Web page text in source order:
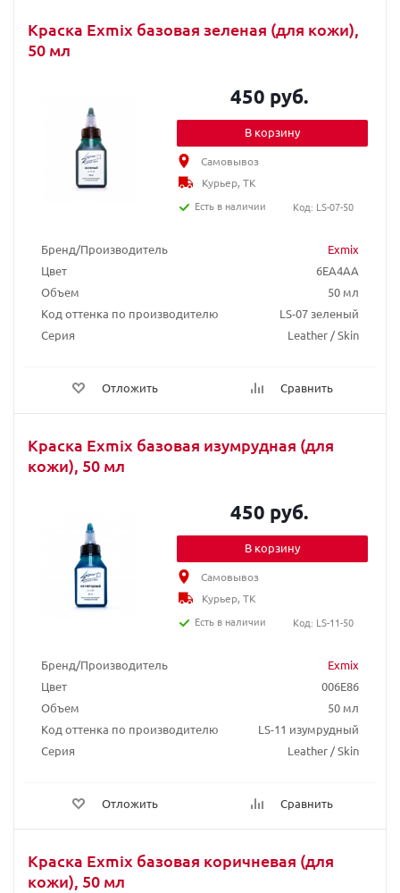
Краска Exmix базовая зеленая (для кожи),
50 мл
Бренд/Производитель
Exmix
Цвет
6EA4AA
Объем
50 мл
Код оттенка по производителю
LS-07 зеленый
Серия
Leather / Skin
Отложить Сравнить
450 руб.
В корзину
Самовывоз
Курьер, ТК
Есть в наличии
Код: LS-07-50
Краска Exmix базовая изумрудная (для
кожи), 50 мл
Бренд/Производитель
Exmix
Цвет
006E86
Объем
50 мл
Код оттенка по производителю
LS-11 изумрудный
Серия
Leather / Skin
Отложить Сравнить
450 руб.
В корзину
Самовывоз
Курьер, ТК
Есть в наличии
Код: LS-11-50
Краска Exmix базовая коричневая (для
кожи), 50 мл